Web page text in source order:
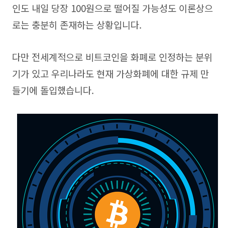
인도 내일 당장 100원으로 떨어질 가능성도 이론상으
로는 충분히 존재하는 상황입니다.
다만 전세계적으로 비트코인을 화폐로 인정하는 분위
기가 있고 우리나라도 현재 가상화폐에 대한 규제 만
들기에 돌입했습니다.